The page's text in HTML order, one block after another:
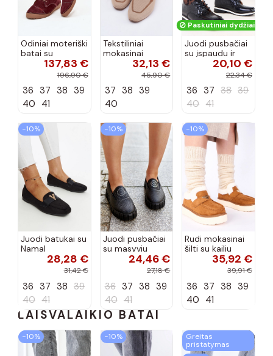
Odiniai moteriški
batai su
siūlėmis, pilies
tipo, Artiker
spalvos
137,83 €
196,90 €
36 37 38 39
40 41
Tekstiliniai
mokasinai
smėlio spalvos
32,13 €
45,90 €
37 38 39
40
Paskutiniai dydžiai!
Juodi pusbačiai
su įspaudu ir
kvadratiniu
priekiu Kerawa
20,10 €
22,34 €
36 37 38 39
40 41
−10%
Juodi batukai su
Namal
dekoracija28,28 €
31,42 €
36 37 38 39
40 41
−10%
Juodi pusbačiai
su masyviu
padu Teska24,46 €
27,18 €
36 37 38 39
40 41
−10%
Rudi mokasinai
šilti su kailiu
35,92 €
39,91 €
36 37 38 39
40 41
LAISVALAIKIO BATAI
−10% −10%
Greitas
pristatymas